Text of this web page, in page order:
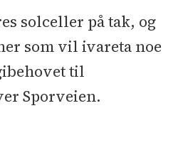
solceller på tak, og
som vil ivareta noe
til
Sporveien.